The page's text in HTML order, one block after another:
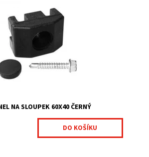
jednoduchá montáž pevné
ke sloupkům jeklovým (hranatým) 60x40
pro přichycení...
Na centrálním skladě
7008758-125
Betafence
NA SLOUPEK 60X40 ČERNÝ